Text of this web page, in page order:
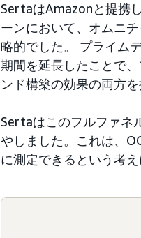
SertaはAmazonと提携
ーンにおいて、オムニ
略的でした。 プライム
期間を延長したことで
ンド構築の効果の両方
Sertaはこのフルファネ
やしました。これは、
に測定できるという考